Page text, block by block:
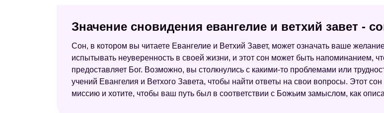
Значение сновидения евангелие и ветхий завет -
Сон, в котором вы читаете Евангелие и Ветхий Завет, может означать ваше
испытывать неуверенность в своей жизни, и этот сон может быть напоминанием,
предоставляет Бог. Возможно, вы столкнулись с какими-то проблемами или
учений Евангелия и Ветхого Завета, чтобы найти ответы на свои вопросы. Этот
миссию и хотите, чтобы ваш путь был в соответствии с Божьим замыслом, как